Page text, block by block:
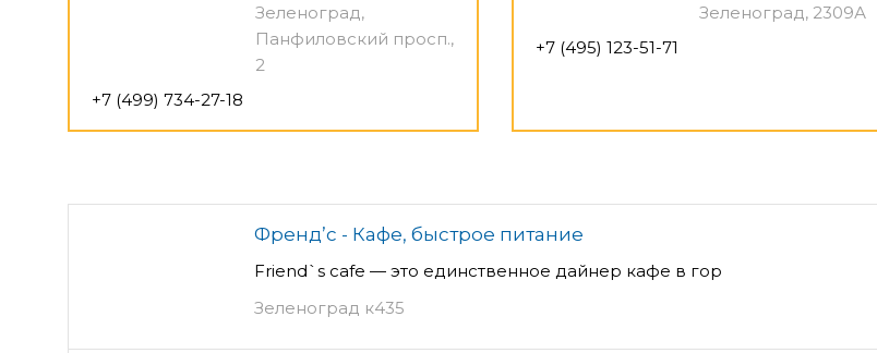
Зеленоград,
Панфиловский просп.,
2
+7 (499) 734-27-18
Зеленоград, 2309А
+7 (495) 123-51-71
Френд’с - Кафе, быстрое питание
Friend`s cafe — это единственное дайнер кафе в гор
Зеленоград к435